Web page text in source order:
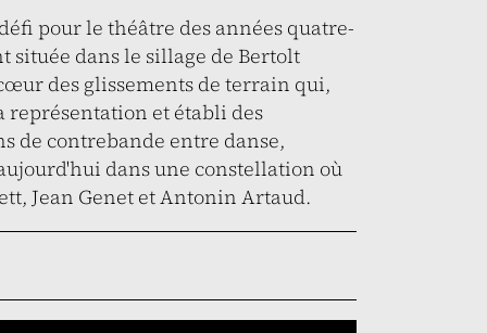
pour le théâtre des années quatre-
dans le sillage de Bertolt
des glissements de terrain qui,
représentation et établi des
de contrebande entre danse,
dans une constellation où
Jean Genet et Antonin Artaud.